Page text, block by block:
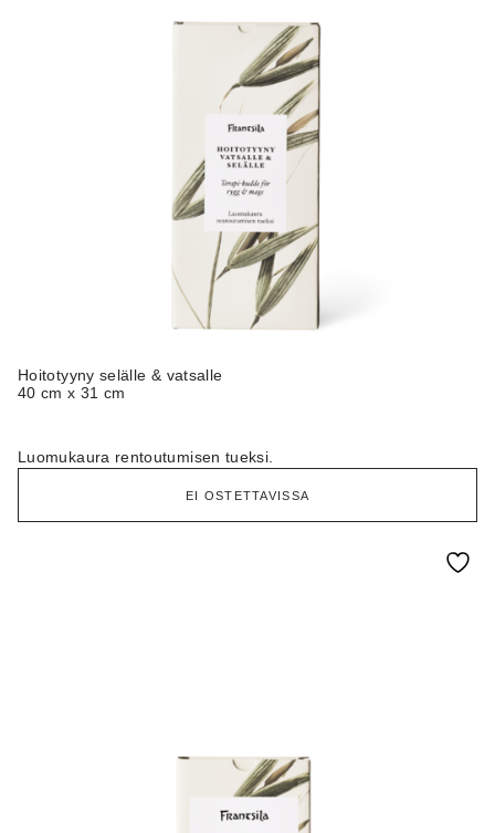
Hoitotyyny selälle & vatsalle
40 cm x 31 cm
Luomukaura rentoutumisen tueksi.
EI OSTETTAVISSA